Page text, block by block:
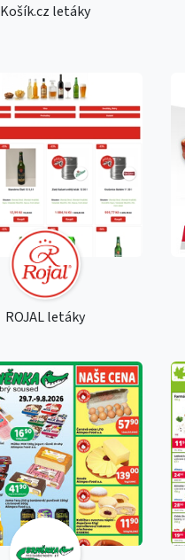
Košík.cz letáky
ROJAL letáky